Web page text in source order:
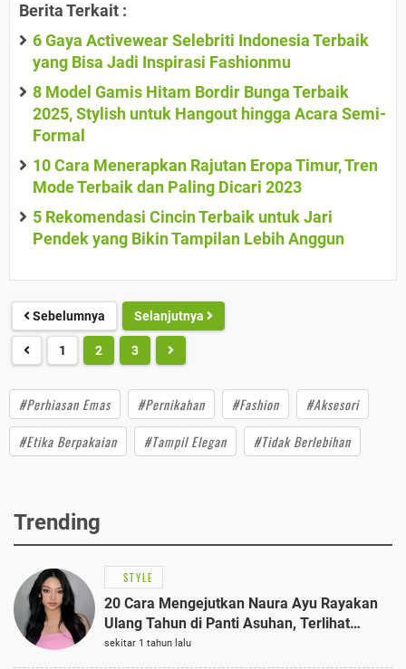
Berita Terkait :
6 Gaya Activewear Selebriti Indonesia Terbaik
yang Bisa Jadi Inspirasi Fashionmu
8 Model Gamis Hitam Bordir Bunga Terbaik
2025, Stylish untuk Hangout hingga Acara Semi-
Formal
10 Cara Menerapkan Rajutan Eropa Timur, Tren
Mode Terbaik dan Paling Dicari 2023
5 Rekomendasi Cincin Terbaik untuk Jari
Pendek yang Bikin Tampilan Lebih Anggun
Sebelumnya Selanjutnya
1 2 3
#Perhiasan Emas #Pernikahan #Fashion
#Aksesori
#Etika Berpakaian
#Tampil Elegan #Tidak Berlebihan
Trending
STYLE
20 Cara Mengejutkan Naura Ayu Rayakan
Ulang Tahun di Panti Asuhan, Terlihat
Anggun dengan Kaftan Cokelat
sekitar 1 tahun lalu